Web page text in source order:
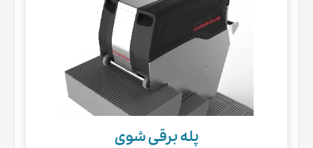
انتقال می یابند.
پله برقی شوی